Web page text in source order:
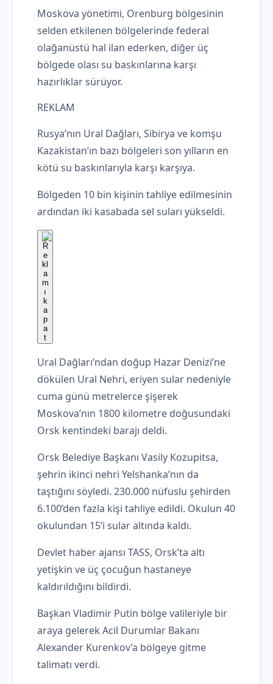
Moskova yönetimi, Orenburg bölgesinin
selden etkilenen bölgelerinde federal
olağanüstü hal ilan ederken, diğer üç
bölgede olası su baskınlarına karşı
hazırlıklar sürüyor.
REKLAM
Rusya’nın Ural Dağları, Sibirya ve komşu
Kazakistan’ın bazı bölgeleri son yılların en
kötü su baskınlarıyla karşı karşıya.
Bölgeden 10 bin kişinin tahliye edilmesinin
ardından iki kasabada sel suları yükseldi.
Ural Dağları’ndan doğup Hazar Denizi’ne
dökülen Ural Nehri, eriyen sular nedeniyle
cuma günü metrelerce şişerek
Moskova’nın 1800 kilometre doğusundaki
Orsk kentindeki barajı deldi.
Orsk Belediye Başkanı Vasily Kozupitsa,
şehrin ikinci nehri Yelshanka’nın da
taştığını söyledi. 230.000 nüfuslu şehirden
6.100’den fazla kişi tahliye edildi. Okulun 40
okulundan 15’i sular altında kaldı.
Devlet haber ajansı TASS, Orsk’ta altı
yetişkin ve üç çocuğun hastaneye
kaldırıldığını bildirdi.
Başkan Vladimir Putin bölge valileriyle bir
araya gelerek Acil Durumlar Bakanı
Alexander Kurenkov’a bölgeye gitme
talimatı verdi.